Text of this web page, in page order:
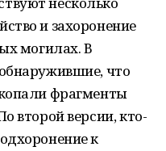
и захоронение
могилах. В
что
фрагменты
второй версии, кто-
к